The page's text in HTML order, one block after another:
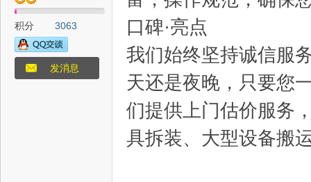
积分 3063
发消息
口碑·亮点
我们始终坚持诚信服
天还是夜晚，只要您
们提供上门估价服务
具拆装、大型设备搬